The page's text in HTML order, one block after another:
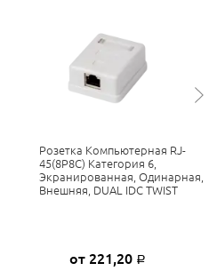
Розетка Компьютерная RJ-
45(8P8C) Категория 6,
Экранированная, Одинарная,
Внешняя, DUAL IDC TWIST
от 221,20 Р